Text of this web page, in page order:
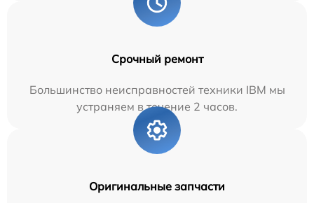
Срочный ремонт
Большинство неисправностей техники IBM мы
устраняем в течение 2 часов.
Оригинальные запчасти